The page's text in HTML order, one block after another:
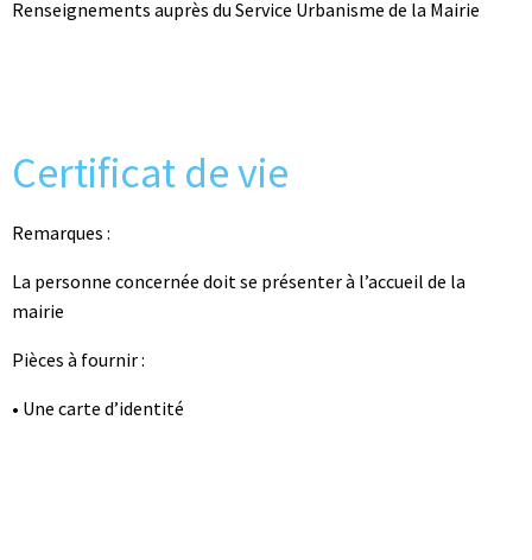
Renseignements auprès du Service Urbanisme de la Mairie
Certificat de vie
Remarques :
La personne concernée doit se présenter à l’accueil de la
mairie
Pièces à fournir :
• Une carte d’identité